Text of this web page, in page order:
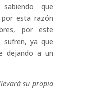
que
esta razón
por este
ya que
dejando a un
su propia